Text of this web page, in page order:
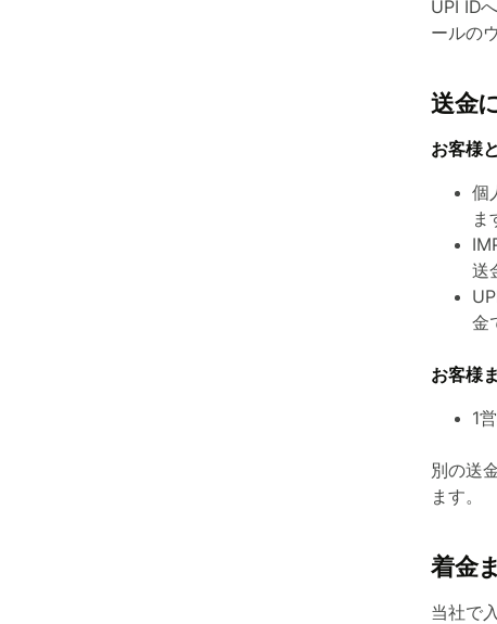
UPI ID
ールの
送金
お客様
個
ま
送
金
お客様
1
別の送
ます。
着金
当社で